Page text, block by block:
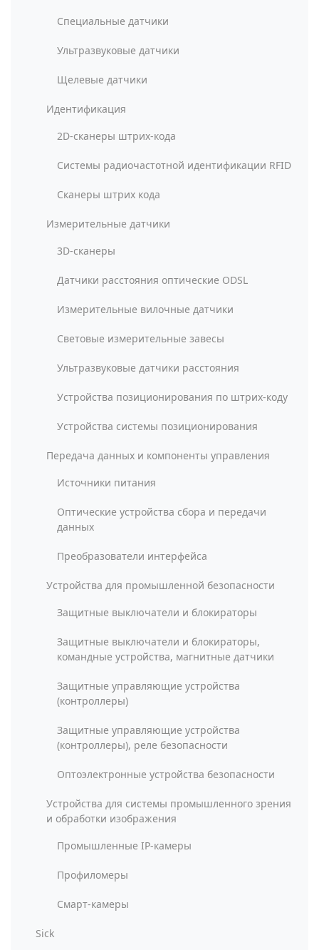
Специальные датчики
Ультразвуковые датчики
Щелевые датчики
Идентификация
2D-сканеры штрих-кода
Системы радиочастотной идентификации RFID
Сканеры штрих кода
Измерительные датчики
3D-сканеры
Датчики расстояния оптические ODSL
Измерительные вилочные датчики
Световые измерительные завесы
Ультразвуковые датчики расстояния
Устройства позиционирования по штрих-коду
Устройства системы позиционирования
Передача данных и компоненты управления
Источники питания
Оптические устройства сбора и передачи
данных
Преобразователи интерфейса
Устройства для промышленной безопасности
Защитные выключатели и блокираторы
Защитные выключатели и блокираторы,
командные устройства, магнитные датчики
Защитные управляющие устройства
(контроллеры)
Защитные управляющие устройства
(контроллеры), реле безопасности
Оптоэлектронные устройства безопасности
Устройства для системы промышленного зрения
и обработки изображения
Промышленные IP-камеры
Профиломеры
Смарт-камеры
Sick